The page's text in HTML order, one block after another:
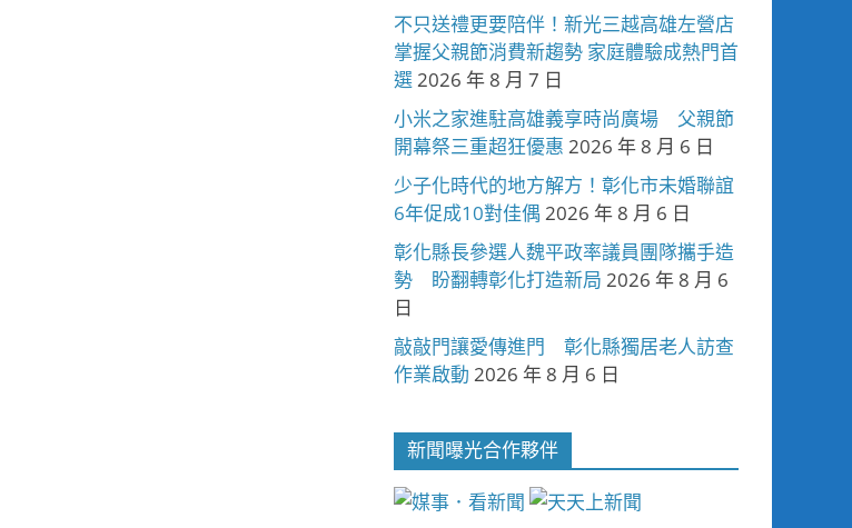
不只送禮更要陪伴！新光三越高雄左營店
掌握父親節消費新趨勢 家庭體驗成熱門首
選2026 年 8 月 7 日
小米之家進駐高雄義享時尚廣場 父親節
開幕祭三重超狂優惠 2026 年 8 月 6 日
少子化時代的地方解方！彰化市未婚聯誼
6年促成10對佳偶 2026 年 8 月 6 日
彰化縣長參選人魏平政率議員團隊攜手造
勢 盼翻轉彰化打造新局 2026 年 8 月 6
日
敲敲門讓愛傳進門 彰化縣獨居老人訪查
作業啟動 2026 年 8 月 6 日
新聞曝光合作夥伴